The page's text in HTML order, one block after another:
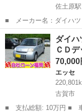
佐土原駅
■ メーカー名：ダイハ
AT ■ 修復歴有無： な
離： 98000km(使用中
■...
宮崎 児湯郡 佐土
ダイ
ＣＤ
70,000
エッセ
古賀市
■ 支払総額: 10万円 ■ 車両本体価格： 70,000 円 ■ メーカー